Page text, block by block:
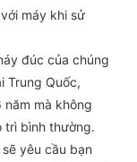
máy khi sử
đúc của chúng
Trung Quốc,
mà không
trì bình thường.
yêu cầu bạn